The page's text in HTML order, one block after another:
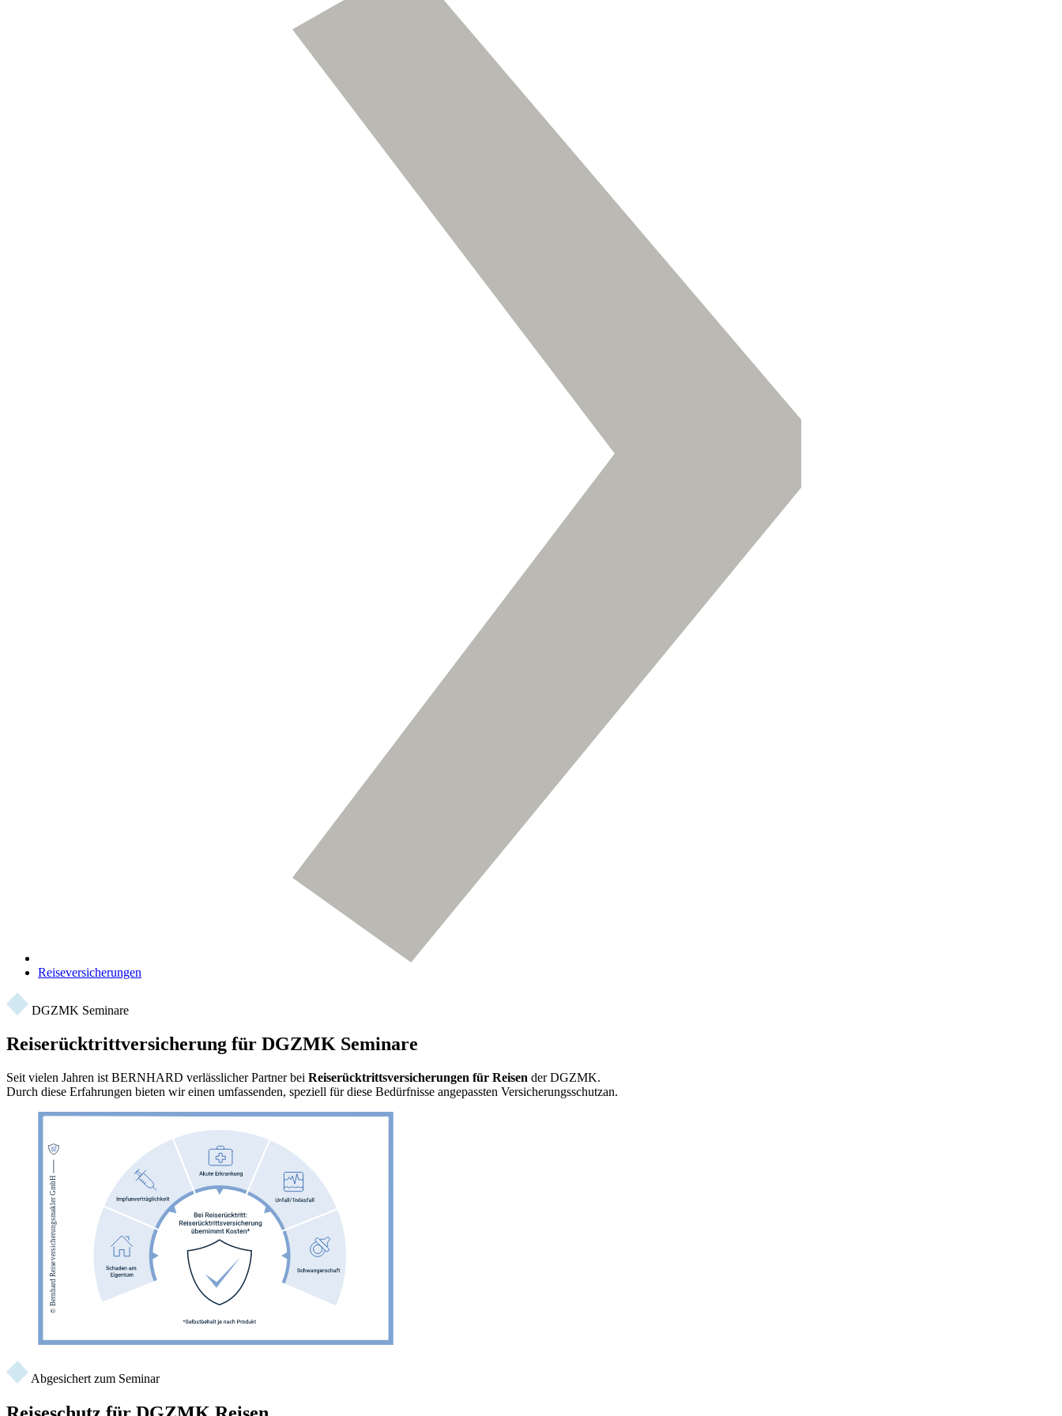
Reiseversicherungen
DGZMK Seminare
Reiserücktrittversicherung für DGZMK Seminare
Seit vielen Jahren ist BERNHARD verlässlicher Partner bei Reiserücktrittsversicherungen für Reisen der DGZMK.
Durch diese Erfahrungen bieten wir einen umfassenden, speziell für diese Bedürfnisse angepassten Versicherungsschutzan.
Abgesichert zum Seminar